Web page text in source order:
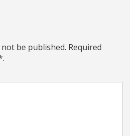
be published. Required